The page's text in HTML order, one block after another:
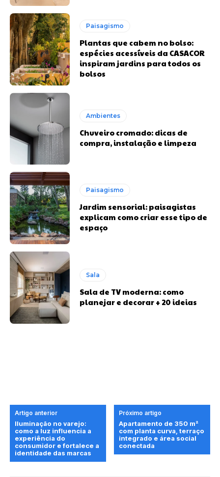
Paisagismo
Plantas que cabem no bolso:
espécies acessíveis da CASACOR
inspiram jardins para todos os
bolsos
Ambientes
Chuveiro cromado: dicas de
compra, instalação e limpeza
Paisagismo
Jardim sensorial: paisagistas
explicam como criar esse tipo de
espaço
Sala
Sala de TV moderna: como
planejar e decorar + 20 ideias
Artigo anterior
Iluminação no varejo:
como a luz influencia a
experiência do
consumidor e fortalece a
identidade das marcas
Próximo artigo
Apartamento de 350 m²
com planta curva, terraço
integrado e área social
conectada